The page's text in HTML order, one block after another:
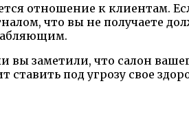
отношение к клиентам.
что вы не получаете
вы заметили, что салон
ставить под угрозу свое